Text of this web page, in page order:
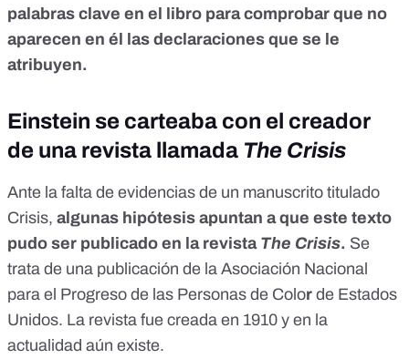
palabras clave en el libro para comprobar que no
aparecen en él las declaraciones que se le
atribuyen.
Einstein se carteaba con el creador
de una revista llamada The Crisis
Ante la falta de evidencias de un manuscrito titulado
Crisis, algunas hipótesis apuntan a que este texto
pudo ser publicado en la revista The Crisis. Se
trata de una publicación de la Asociación Nacional
para el Progreso de las Personas de Color de Estados
Unidos. La revista fue creada en 1910 y en la
actualidad aún existe.